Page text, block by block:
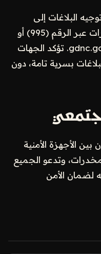
البلاغات إلى
المديرية العامة لمكافحة المخدرات عبر الرقم (995) أو
. تؤكد الجهات
بسرية تامة، دون
الأجهزة الأمنية
وتدعو الجميع
لضمان الأمن